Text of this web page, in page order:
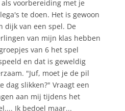
voorbereiding met je
te doen. Het is gewoon
dijk van een spel. De
van mijn klas hebben
van 6 het spel
en dat is geweldig
"Juf, moet je de pil
dag slikken?" Vraagt een
aan mij tijdens het
Ik bedoel maar...